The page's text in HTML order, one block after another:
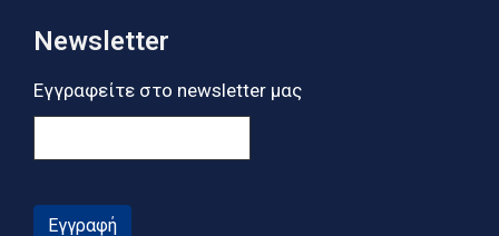
Newsletter
Εγγραφείτε στο newsletter μας
Εγγραφή